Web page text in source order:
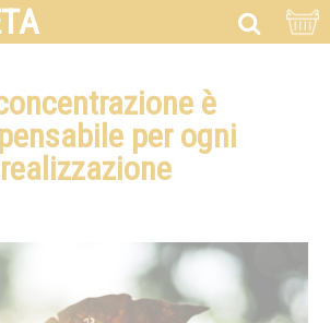
è
per ogni
realizzazione